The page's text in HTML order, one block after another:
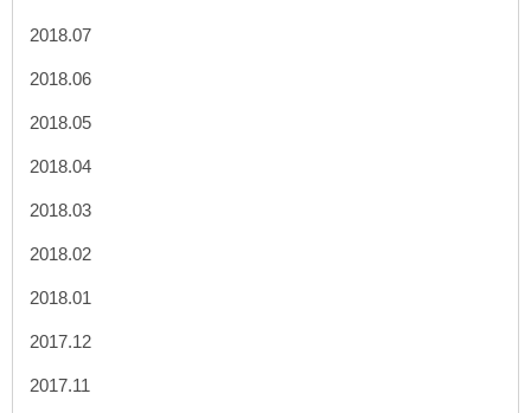
2018.07
2018.06
2018.05
2018.04
2018.03
2018.02
2018.01
2017.12
2017.11